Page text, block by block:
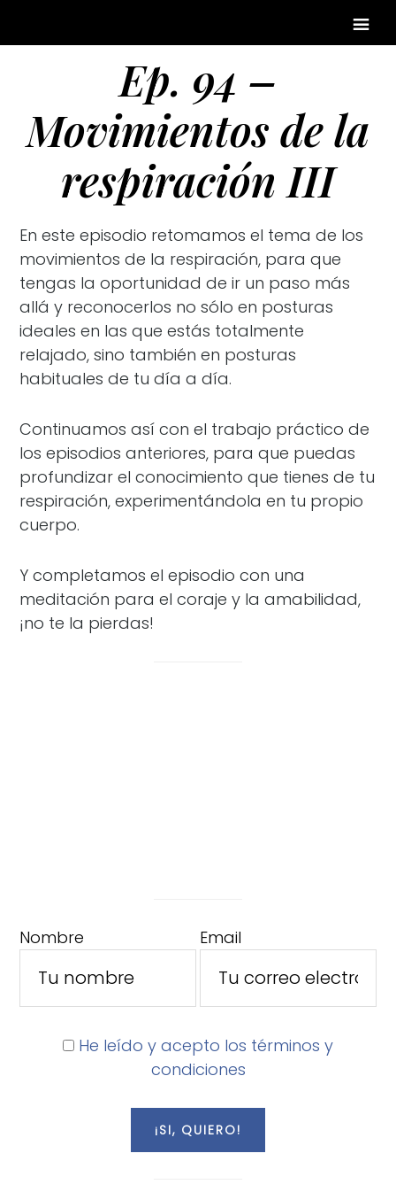
Ep. 94 –
Movimientos de la
respiración III
En este episodio retomamos el tema de los
movimientos de la respiración, para que
tengas la oportunidad de ir un paso más
allá y reconocerlos no sólo en posturas
ideales en las que estás totalmente
relajado, sino también en posturas
habituales de tu día a día.
Continuamos así con el trabajo práctico de
los episodios anteriores, para que puedas
profundizar el conocimiento que tienes de tu
respiración, experimentándola en tu propio
cuerpo.
Y completamos el episodio con una
meditación para el coraje y la amabilidad,
¡no te la pierdas!
Nombre Email
He leído y acepto los términos y
condiciones